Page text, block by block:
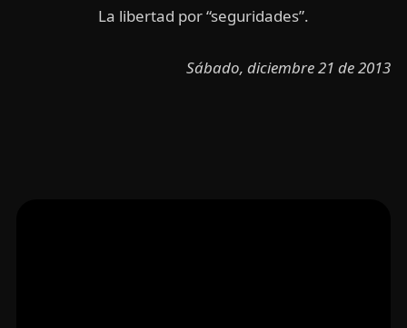
La libertad por “seguridades”.
Sábado, diciembre 21 de 2013